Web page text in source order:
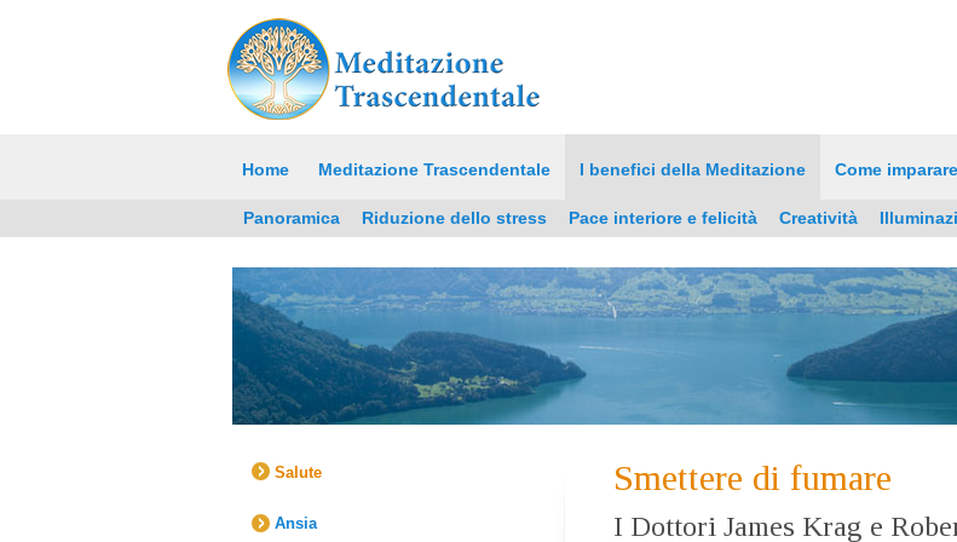
Home Meditazione Trascendentale I benefici della Meditazione Come
Panoramica Riduzione dello stress Pace interiore e felicità Creatività
Salute
Ansia
Smettere di fumare
I Dottori James Krag e